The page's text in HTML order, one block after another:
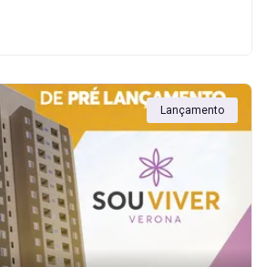
Lançamento